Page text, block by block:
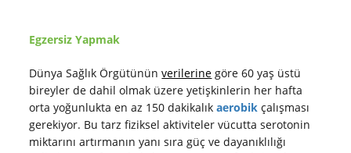
Egzersiz Yapmak
Dünya Sağlık Örgütününverilerine göre 60 yaş üstü
bireyler de dahil olmak üzere yetişkinlerin her hafta
orta yoğunlukta en az 150 dakikalıkaerobik çalışması
gerekiyor. Bu tarz fiziksel aktiviteler vücutta serotonin
miktarını artırmanın yanı sıra güç ve dayanıklılığı